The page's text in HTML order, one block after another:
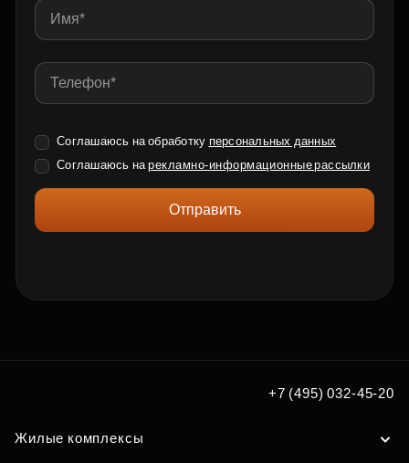
Соглашаюсь на обработку персональных данных
Соглашаюсь нарекламно-информационные рассылки
Отправить
+7 (495) 032-45-20
Жилые комплексы